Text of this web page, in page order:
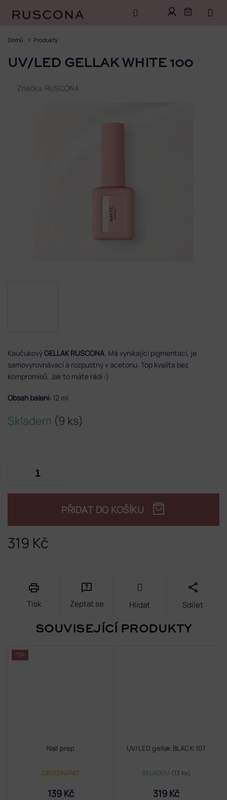
Domů Produkty
UV/LED GELLAK WHITE 100
Značka: RUSCONA
319 Kč
Skladem (9 ks)
PŘIDAT DO KOŠÍKU
KaučukovýGELLAK RUSCONA . Má vynikající pigmentaci, je
samovyrovnávací a rozpustný v acetonu. Top kvalita bez
kompromisů. Jak to máte rádi :)
Obsah balení: 12 ml
Tisk Zeptat se Hlídat Sdílet
SOUVISEJÍCÍ PRODUKTY
TIP
Nail prep
OBJEDNÁNO
139 Kč
UV/LED gellak BLACK 107
SKLADEM (13 ks)
319 Kč